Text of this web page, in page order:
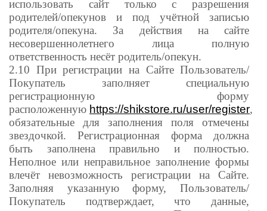
использовать сайт только с разрешения
родителей/опекунов и под учётной записью
родителя/опекуна. За действия на сайте
несовершеннолетнего лица полную
ответственность несёт родитель/опекун.
2.10 При регистрации на Сайте Пользователь/
Покупатель заполняет специальную
регистрационную форму
расположенную https://shikstore.ru/user/register,
обязательные для заполнения поля отмечены
звездочкой. Регистрационная форма должна
быть заполнена правильно и полностью.
Неполное или неправильное заполнение формы
влечёт невозможность регистрации на Сайте.
Заполняя указанную форму, Пользователь/
Покупатель подтверждает, что данные,